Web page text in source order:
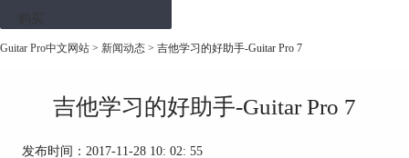
Guitar Pro中文网站 > 新闻动态 > 吉他学习的好助手-Guitar Pro 7
吉他学习的好助手-Guitar Pro 7
发布时间：2017-11-28 10: 02: 55